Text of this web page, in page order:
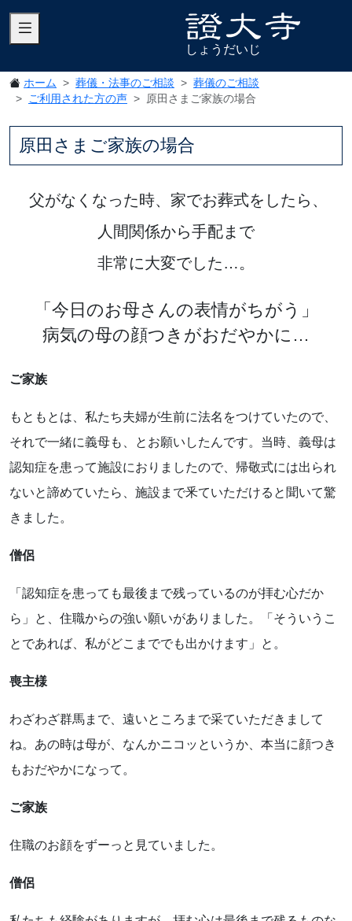
しょうだいじ
ホーム 葬儀・法事のご相談
葬儀のご相談
ご利用された方の声
原田さまご家族の場合
原田さまご家族の場合
父がなくなった時、家でお葬式をしたら、
人間関係から手配まで
非常に大変でした…。
「今日のお母さんの表情がちがう」
病気の母の顔つきがおだやかに…
ご家族
もともとは、私たち夫婦が生前に法名をつけていたので、
それで一緒に義母も、とお願いしたんです。当時、義母は
認知症を患って施設におりましたので、帰敬式には出られ
ないと諦めていたら、施設まで釆ていただけると聞いて驚
きました。
僧侶
「認知症を患っても最後まで残っているのが拝む心だか
ら」と、住職からの強い願いがありました。「そういうこ
とであれば、私がどこまででも出かけます」と。
喪主様
わざわざ群馬まで、遠いところまで采ていただきまして
ね。あの時は母が、なんかニコッというか、本当に顔つき
もおだやかになって。
ご家族
住職のお顔をずーっと見ていました。
僧侶